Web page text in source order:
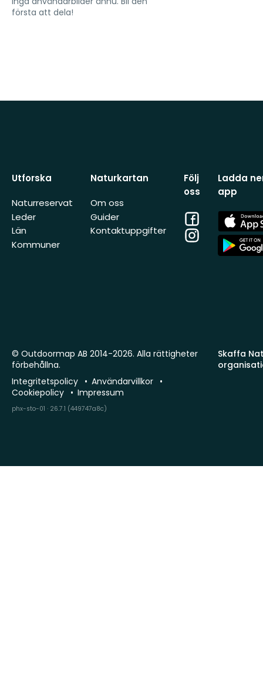
första att dela!
Utforska
Naturreservat
Leder
Län
Kommuner
Naturkartan
Om oss
Guider
Kontaktuppgifter
Följ
oss
Facebook
Instagram
Ladda
app
App
Store
App
Store
Skaffa
© Outdoormap AB 2014-2026. Alla rättigheter
förbehållna.
Integritetspolicy
Användarvillkor
Cookiepolicy
Impressum
phx-sto-01 · 26.7.1 (449747a8c)